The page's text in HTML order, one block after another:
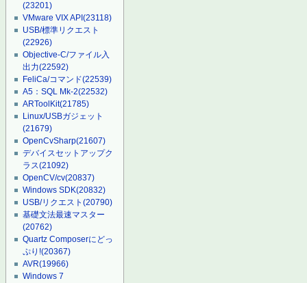
(23201)
VMware VIX API(23118)
USB/標準リクエスト
(22926)
Objective-C/ファイル入
出力(22592)
FeliCa/コマンド(22539)
A5：SQL Mk-2(22532)
ARToolKit(21785)
Linux/USBガジェット
(21679)
OpenCvSharp(21607)
デバイスセットアップク
ラス(21092)
OpenCV/cv(20837)
Windows SDK(20832)
USB/リクエスト(20790)
基礎文法最速マスター
(20762)
Quartz Composerにどっ
ぷり!(20367)
AVR(19966)
Windows 7